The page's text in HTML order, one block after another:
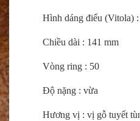
Hình dáng điếu (Vitola) :
Chiều dài : 141 mm
Vòng ring : 50
Độ nặng : vừa
Hương vị : vị gỗ tuyết